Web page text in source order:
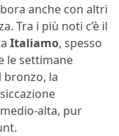
anche con altri
Tra i più noti c’è il
Italiamo, spesso
le settimane
la
alta, pur